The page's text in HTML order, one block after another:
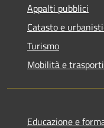
Appalti pubblici
Catasto e
Turismo
Mobilità e trasporti
Educazione e